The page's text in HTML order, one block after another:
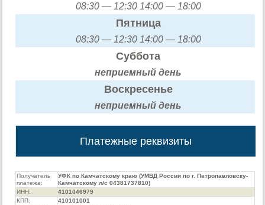
08:30 — 12:30 14:00 — 18:00
Пятница
08:30 — 12:30 14:00 — 18:00
Суббота
неприемный день
Воскресенье
неприемный день
Платежные реквизиты
Получатель
платежа:
УФК по Камчатскому краю (УМВД России по г. Петропавловску-
Камчатскому л/с 04381737810)
ИНН:
4101046979
КПП:
410101001